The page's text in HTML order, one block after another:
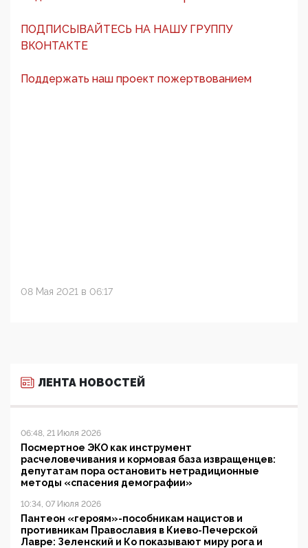
ПОДПИСЫВАЙТЕСЬ НА НАШУ ГРУППУ
ВКОНТАКТЕ
Поддержать наш проект пожертвованием
08 Мая 2021 в 06:17
ЛЕНТА НОВОСТЕЙ
06:48, 21 Июля 2026
Посмертное ЭКО как инструмент
расчеловечивания и кормовая база извращенцев:
депутатам пора остановить нетрадиционные
методы «спасения демографии»
10:34, 07 Июля 2026
Пантеон «героям»-пособникам нацистов и
противникам Православия в Киево-Печерской
Лавре: Зеленский и Ко показывают миру рога и